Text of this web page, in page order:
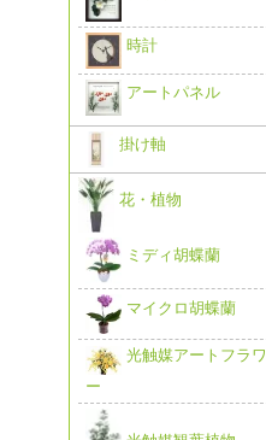
時計
アートパネル
掛け軸
花・植物
ミディ胡蝶蘭
マイクロ胡蝶蘭
光触媒アートフラワ
ー